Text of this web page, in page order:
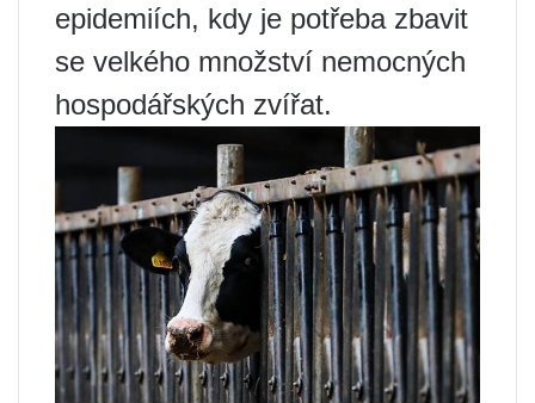
epidemiích, kdy je potřeba zbavit
se velkého množství nemocných
hospodářských zvířat.